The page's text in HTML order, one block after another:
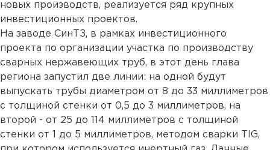
новых производств, реализуется ряд крупных
инвестиционных проектов.
На заводе СинТЗ, в рамках инвестиционного
проекта по организации участка по производству
сварных нержавеющих труб, в этот день глава
региона запустил две линии: на одной будут
выпускать трубы диаметром от 8 до 33 миллиметров
с толщиной стенки от 0,5 до 3 миллиметров, на
второй - от 25 до 114 миллиметров с толщиной
стенки от 1 до 5 миллиметров, методом сварки TIG,